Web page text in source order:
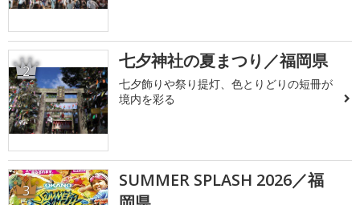
2 七夕神社の夏まつり／福岡県
七夕飾りや祭り提灯、色とりどりの短冊が
境内を彩る
3
SUMMER SPLASH 2026／福